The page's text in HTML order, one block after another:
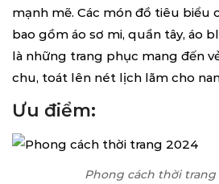
mạnh mẽ. Các món đồ tiêu biểu
bao gồm áo sơ mi, quần tây, áo
là những trang phục mang đến
chu, toát lên nét lịch lãm cho
Ưu điểm:
Phong cách thời trang